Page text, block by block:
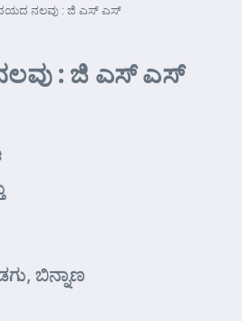
ನಲವು : ಜಿ ಎಸ್ ಎಸ್
: ಜಿ ಎಸ್ ಎಸ್
ಬಿನ್ನಾಣ